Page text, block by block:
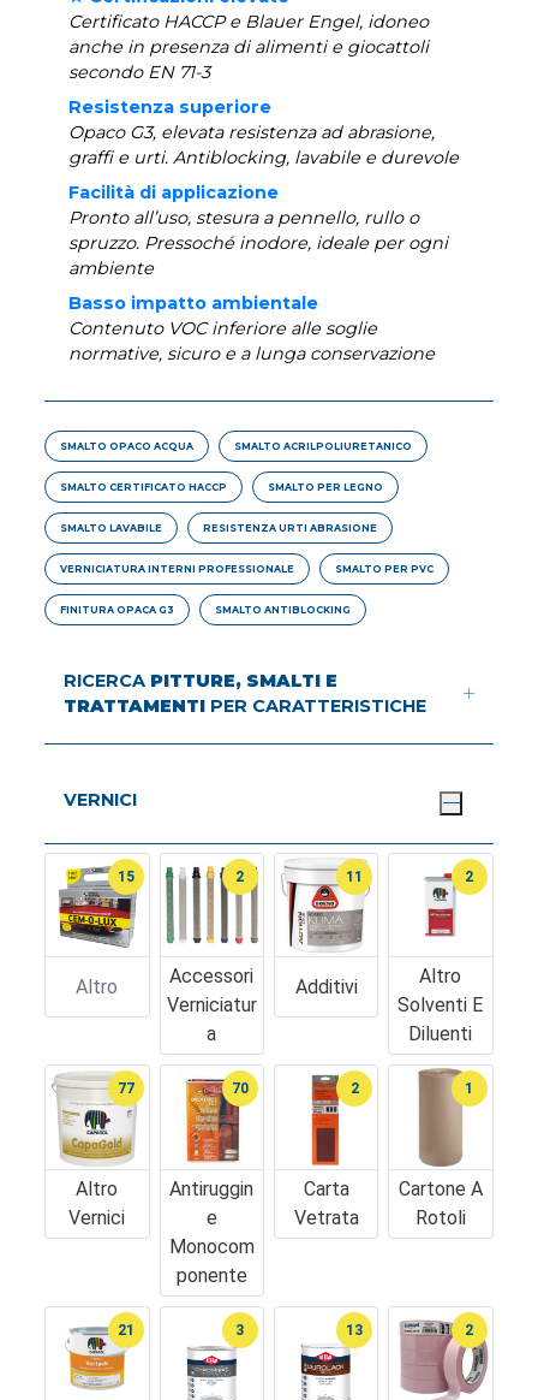
Certificato HACCP e Blauer Engel, idoneo
anche in presenza di alimenti e giocattoli
secondo EN 71-3
Resistenza superiore
Opaco G3, elevata resistenza ad abrasione,
graffi e urti. Antiblocking, lavabile e durevole
Facilità di applicazione
Pronto all’uso, stesura a pennello, rullo o
spruzzo. Pressoché inodore, ideale per ogni
ambiente
Basso impatto ambientale
Contenuto VOC inferiore alle soglie
normative, sicuro e a lunga conservazione
SMALTO OPACO ACQUA SMALTO ACRILPOLIURETANICO
SMALTO CERTIFICATO HACCP SMALTO PER LEGNO
SMALTO LAVABILE RESISTENZA URTI ABRASIONE
VERNICIATURA INTERNI PROFESSIONALE SMALTO PER PVC
FINITURA OPACA G3 SMALTO ANTIBLOCKING
RICERCA PITTURE, SMALTI E
TRATTAMENTI PER CARATTERISTICHE
VERNICI
Altro
15
Accessori
Verniciatur
A
2
Additivi
11
Altro
Solventi E
Diluenti
2
Altro
Vernici
77
Antiruggin
E
Monocom
Ponente
70
Carta
Vetrata
2
Cartone A
Rotoli
1
21 3 13 2